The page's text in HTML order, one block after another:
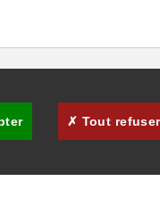
Tout refuser